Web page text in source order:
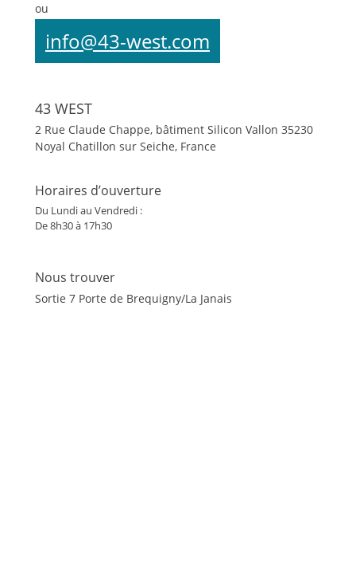
ou
info@43-west.com
43 WEST
2 Rue Claude Chappe, bâtiment Silicon Vallon 35230
Noyal Chatillon sur Seiche, France
Horaires d’ouverture
Du Lundi au Vendredi :
De 8h30 à 17h30
Nous trouver
Sortie 7 Porte de Brequigny/La Janais